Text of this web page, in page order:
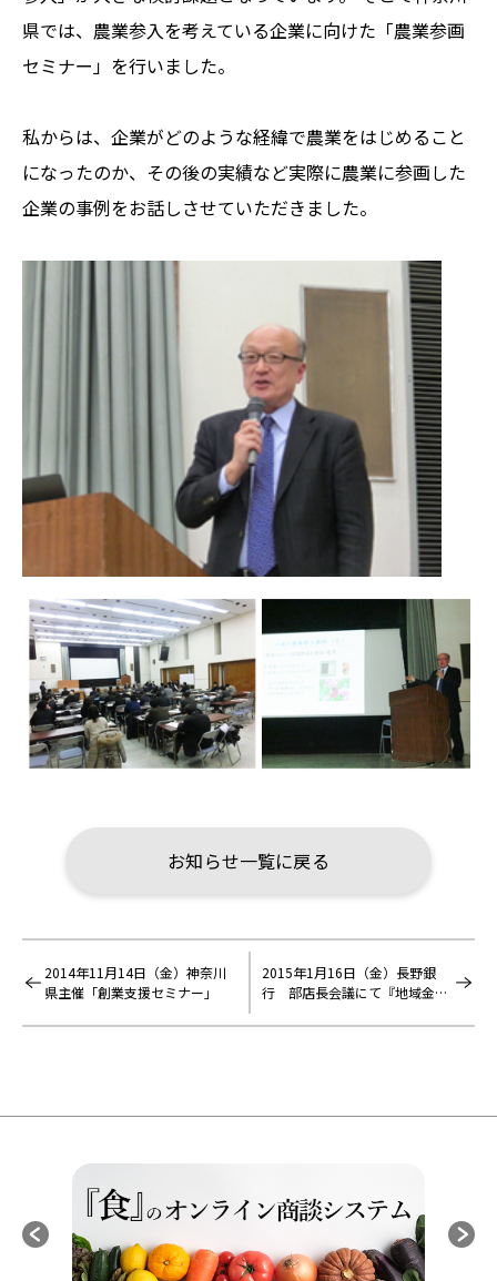
県では、農業参入を考えている企業に向けた「農業参画
セミナー」を行いました。
私からは、企業がどのような経緯で農業をはじめること
になったのか、その後の実績など実際に農業に参画した
企業の事例をお話しさせていただきました。
お知らせ一覧に戻る
2014年11月14日（金）神奈川
県主催「創業支援セミナー」
2015年1月16日（金）長野銀
行 部店長会議にて『地域金融
スモデル等）』の講演を行いま